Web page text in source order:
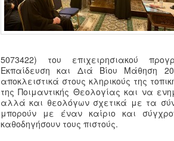
5073422) του επιχειρησιακού
Εκπαίδευση και Διά Βίου Μάθηση
αποκλειστικά στους κληρικούς της
της Ποιμαντικής Θεολογίας και να
αλλά και θεολόγων σχετικά με τα
μπορούν με έναν καίριο και
καθοδηγήσουν τους πιστούς.